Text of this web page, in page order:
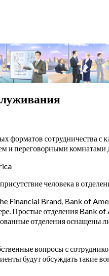
форматов сотрудничества
и переговорными комнатами
человека в
Financial Brand, Bank of
Простые отделения Bank
отделения оснащены
вопросы с
будут обсуждать такие